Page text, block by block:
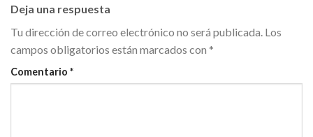
Deja una respuesta
Tu dirección de correo electrónico no será publicada. Los
campos obligatorios están marcados con *
Comentario *